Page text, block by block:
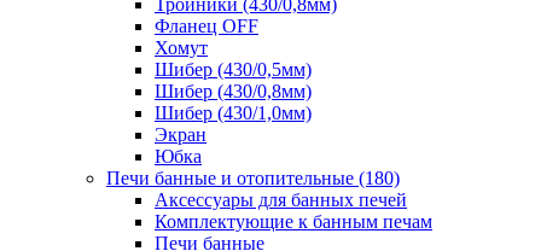
Тройники (430/0,8мм)
Фланец OFF
Хомут
Шибер (430/0,5мм)
Шибер (430/0,8мм)
Шибер (430/1,0мм)
Экран
Юбка
Печи банные и отопительные (180)
Аксессуары для банных печей
Комплектующие к банным печам
Печи банные